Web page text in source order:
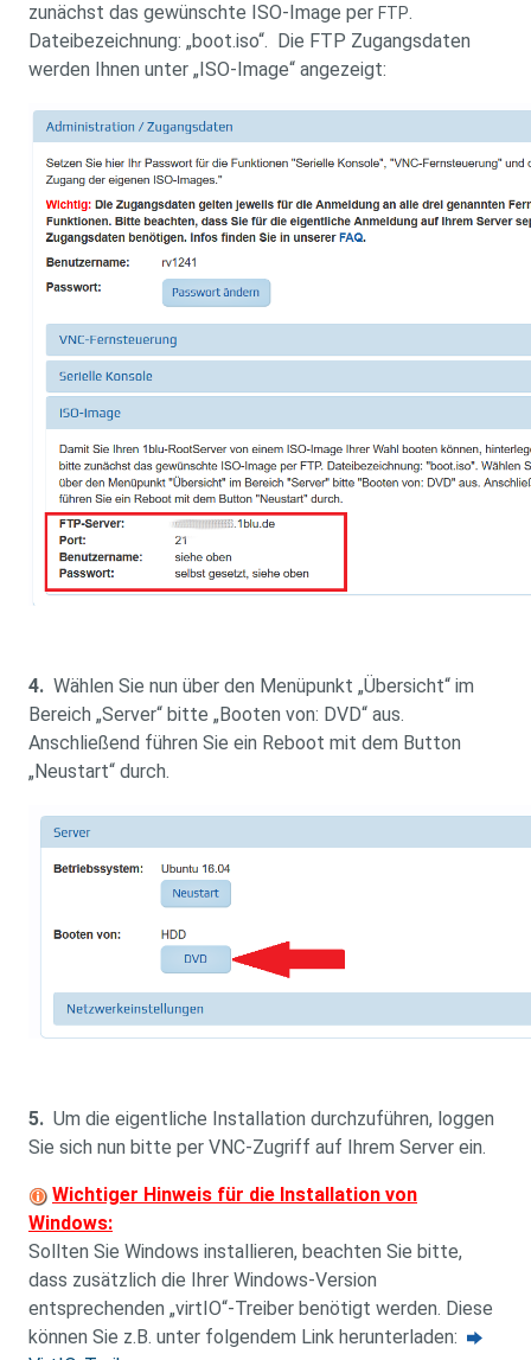
zunächst das gewünschte ISO-Image per FTP.
Dateibezeichnung: „boot.iso“. Die FTP Zugangsdaten
werden Ihnen unter „ISO-Image“ angezeigt:
4. Wählen Sie nun über den Menüpunkt „Übersicht“ im
Bereich „Server“ bitte „Booten von: DVD“ aus.
Anschließend führen Sie ein Reboot mit dem Button
„Neustart“ durch.
5. Um die eigentliche Installation durchzuführen, loggen
Sie sich nun bitte per VNC-Zugriff auf Ihrem Server ein.
Wichtiger Hinweis für die Installation von
Windows:
Sollten Sie Windows installieren, beachten Sie bitte,
dass zusätzlich die Ihrer Windows-Version
entsprechenden „virtIO“-Treiber benötigt werden. Diese
können Sie z.B. unter folgendem Link herunterladen: